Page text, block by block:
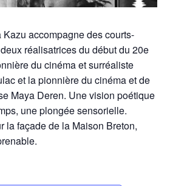
Kazu accompagne des courts-
réalisatrices du début du 20e
du cinéma et surréaliste
et la pionnière du cinéma et de
Maya Deren. Une vision poétique
une plongée sensorielle.
la façade de la Maison Breton,